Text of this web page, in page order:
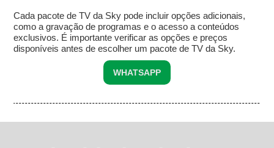
Cada pacote de TV da Sky pode incluir opções adicionais,
como a gravação de programas e o acesso a conteúdos
exclusivos. É importante verificar as opções e preços
disponíveis antes de escolher um pacote de TV da Sky.
WHATSAPP